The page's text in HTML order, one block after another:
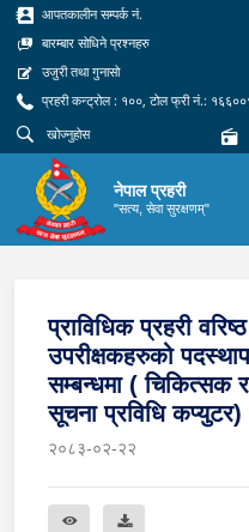
आपतकालीन सम्पर्क नं.
बारम्बार सोधिने प्रश्नहरु
उजुरी तथा गुनासो
प्रहरी कन्ट्रोल : १००, टोल फ्री नं.:
नेपाल प्रहरी
"सत्य, सेवा सुरक्षणम्"
प्राविधिक प्रहरी वरिष्ठ
उपरीक्षकहरुको
सम्बन्धमा ( चिकित्सक र
सूचना प्रविधि कप्युटर)
२०८३-०२-२२